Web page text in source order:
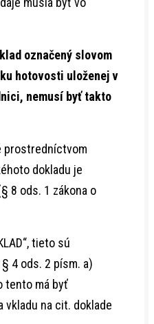
označený slovom
hotovosti uloženej v
nemusí byť takto
prostredníctvom
dokladu je
8 ods. 1 zákona o
tieto sú
4 ods. 2 písm. a)
tento má byť
vkladu na cit. doklade